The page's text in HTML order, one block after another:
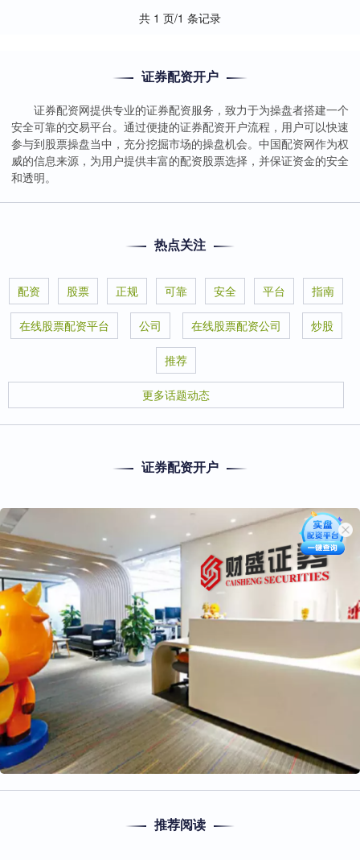
共 1 页/1 条记录
证券配资开户
证券配资网提供专业的证券配资服务，致力于为操盘者搭建一个
安全可靠的交易平台。通过便捷的证券配资开户流程，用户可以快速
参与到股票操盘当中，充分挖掘市场的操盘机会。中国配资网作为权
威的信息来源，为用户提供丰富的配资股票选择，并保证资金的安全
和透明。
热点关注
配资 股票 正规 可靠 安全 平台 指南
在线股票配资平台 公司 在线股票配资公司 炒股
推荐
更多话题动态
证券配资开户
推荐阅读